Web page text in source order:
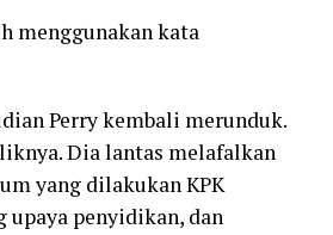
menggunakan kata
Perry kembali merunduk.
Dia lantas melafalkan
yang dilakukan KPK
upaya penyidikan, dan